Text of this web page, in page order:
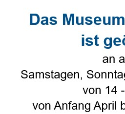
Select
Neues